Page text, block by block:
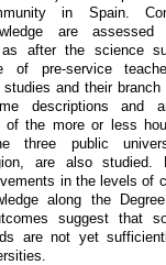
in Spain.
are assessed
after the science
of pre-service
studies and their
descriptions and
of the more or less
three public
are also studied.
in the levels of
along the
suggest that
are not yet